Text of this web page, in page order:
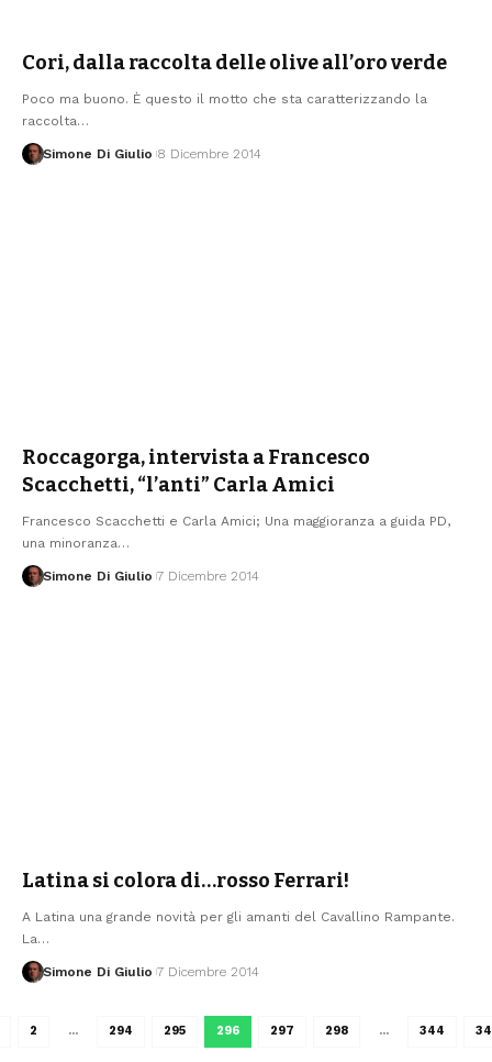
Cori, dalla raccolta delle olive all’oro verde
Poco ma buono. È questo il motto che sta caratterizzando la
raccolta…
Simone Di Giulio 8 Dicembre 2014
Roccagorga, intervista a Francesco
Scacchetti, “l’anti” Carla Amici
Francesco Scacchetti e Carla Amici; Una maggioranza a guida PD,
una minoranza…
Simone Di Giulio 7 Dicembre 2014
Latina si colora di…rosso Ferrari!
A Latina una grande novità per gli amanti del Cavallino Rampante.
La…
Simone Di Giulio 7 Dicembre 2014
2 … 294 295 296 297 298 … 344